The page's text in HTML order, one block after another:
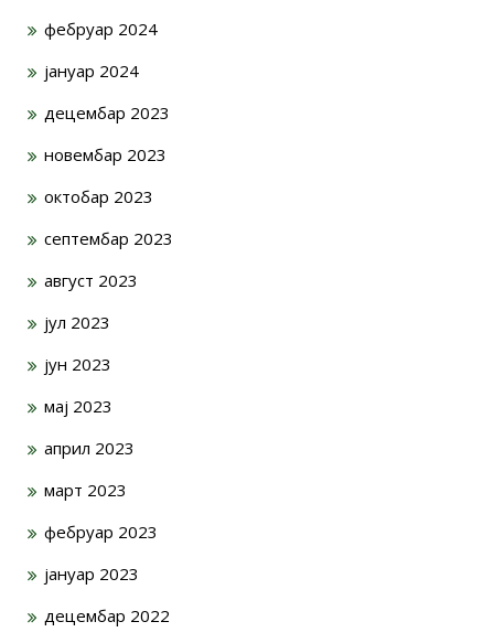
фебруар 2024
јануар 2024
децембар 2023
новембар 2023
октобар 2023
септембар 2023
август 2023
јул 2023
јун 2023
мај 2023
април 2023
март 2023
фебруар 2023
јануар 2023
децембар 2022